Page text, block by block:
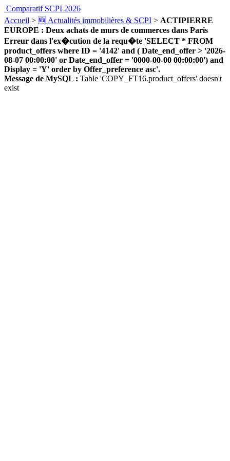
Comparatif SCPI 2026
Accueil > 🆕 Actualités immobilières & SCPI > ACTIPIERRE
EUROPE : Deux achats de murs de commerces dans Paris
Erreur dans l'ex�cution de la requ�te 'SELECT * FROM
product_offers where ID = '4142' and ( Date_end_offer > '2026-
08-07 00:00:00' or Date_end_offer = '0000-00-00 00:00:00') and
Display = 'Y' order by Offer_preference asc'.
Message de MySQL : Table 'COPY_FT16.product_offers' doesn't
exist